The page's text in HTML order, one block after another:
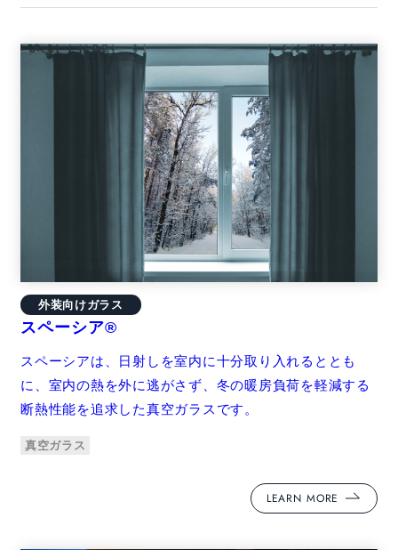
スペーシア®
外装向けガラス
スペーシアは、日射しを室内に十分取り入れるととも
に、室内の熱を外に逃がさず、冬の暖房負荷を軽減する
断熱性能を追求した真空ガラスです。
真空ガラス
LEARN MORE